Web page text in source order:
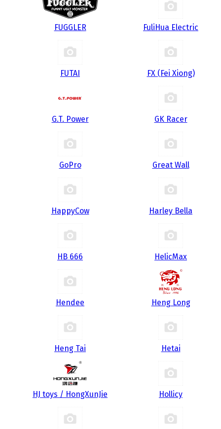
FUGGLER FuliHua Electric
FUTAI FX (Fei Xiong)
G.T. Power GK Racer
GoPro Great Wall
HappyCow Harley Bella
HB 666 HelicMax
Hendee Heng Long
Heng Tai Hetai
HJ toys / HongXunJie Hollicy